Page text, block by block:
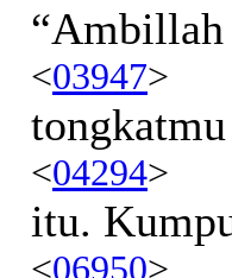
“Ambillah
<03947>
tongkatmu
<04294>
itu.
<06950>